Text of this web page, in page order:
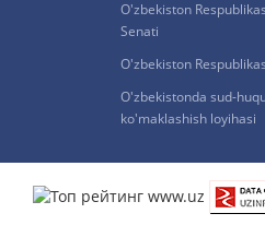
O'zbekiston
Senati
O'zbekiston
O'zbekistonda sud-
ko'maklashish loyihasi